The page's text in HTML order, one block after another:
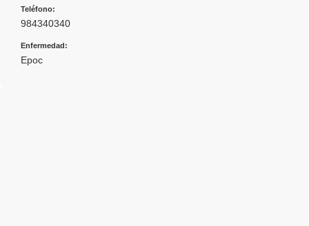
Teléfono:
984340340
Enfermedad:
Epoc